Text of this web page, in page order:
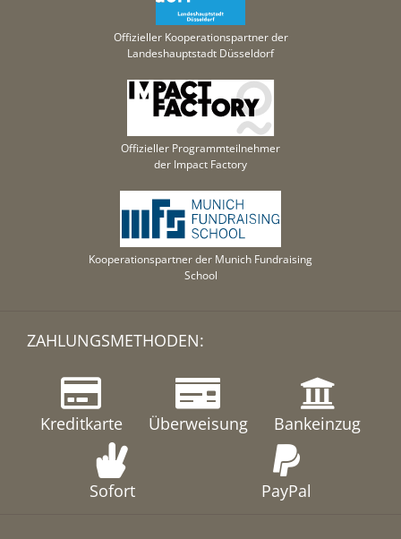
Offizieller Kooperationspartner der
Landeshauptstadt Düsseldorf
Offizieller Programmteilnehmer
der Impact Factory
Kooperationspartner der Munich Fundraising
School
ZAHLUNGSMETHODEN:
Kreditkarte Überweisung Bankeinzug
Sofort PayPal